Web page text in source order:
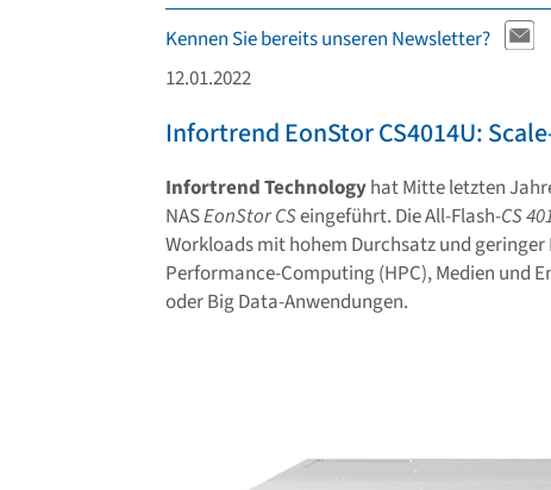
Kennen Sie bereits unseren Newsletter?
12.01.2022
Infortrend EonStor CS4014U:
Infortrend Technologyhat Mitte letzten
NASEonStor CSeingeführt. Die All-Flash-CS
Workloads mit hohem Durchsatz und
Performance-Computing (HPC), Medien und
oder Big Data-Anwendungen.